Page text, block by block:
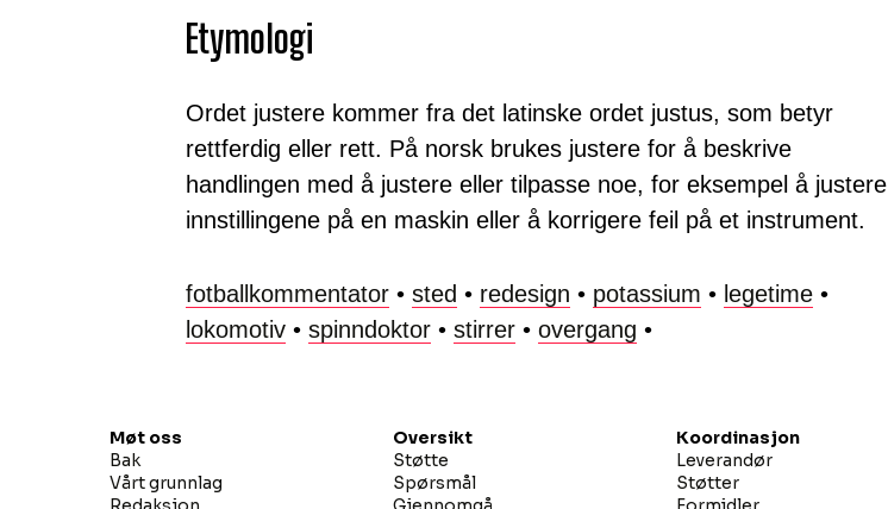
Etymologi
Ordet justere kommer fra det latinske ordet justus, som betyr
rettferdig eller rett. På norsk brukes justere for å beskrive
handlingen med å justere eller tilpasse noe, for eksempel å justere
innstillingene på en maskin eller å korrigere feil på et instrument.
fotballkommentator • sted • redesign • potassium • legetime •
lokomotiv • spinndoktor • stirrer • overgang •
Møt oss
Bak
Vårt grunnlag
Oversikt
Støtte
Spørsmål
Koordinasjon
Leverandør
Støtter